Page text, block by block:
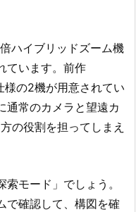
ハイブリッドズーム機
ています。前作
様の2機が用意されてい
通常のカメラと望遠カ
の役割を担ってしまえ
モード」でしょう。
で確認して、構図を確